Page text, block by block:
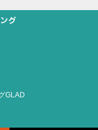
GLAD